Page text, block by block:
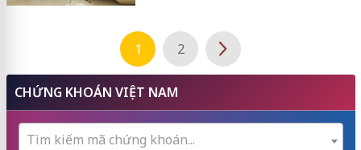
1 2
CHỨNG KHOÁN VIỆT NAM
Tìm kiếm mã chứng khoán...